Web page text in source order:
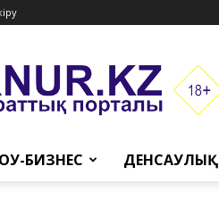
БИЗНЕС ДЕНСАУЛЫҚ